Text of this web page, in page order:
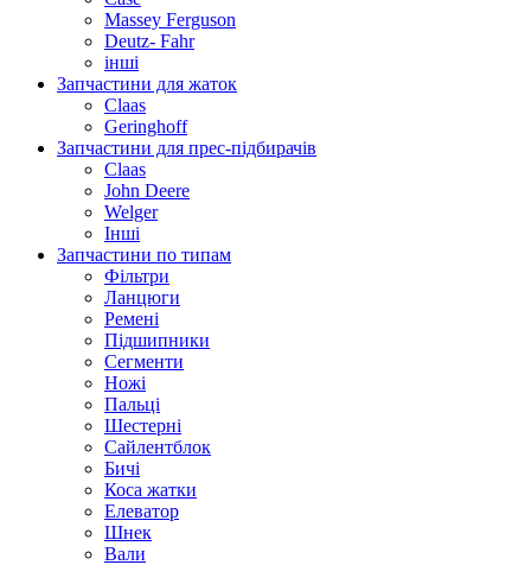
Massey Ferguson
Deutz- Fahr
інші
Запчастини для жаток
Claas
Geringhoff
Запчастини для прес-підбирачів
Claas
John Deere
Welger
Інші
Запчастини по типам
Фільтри
Ланцюги
Ремені
Підшипники
Сегменти
Ножі
Пальці
Шестерні
Сайлентблок
Бичі
Коса жатки
Елеватор
Шнек
Вали